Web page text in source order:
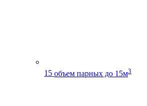
15 объем парных до 15м3